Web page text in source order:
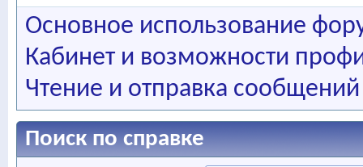
Основное использование
Кабинет и возможности
Чтение и отправка сообщений
Поиск по справке